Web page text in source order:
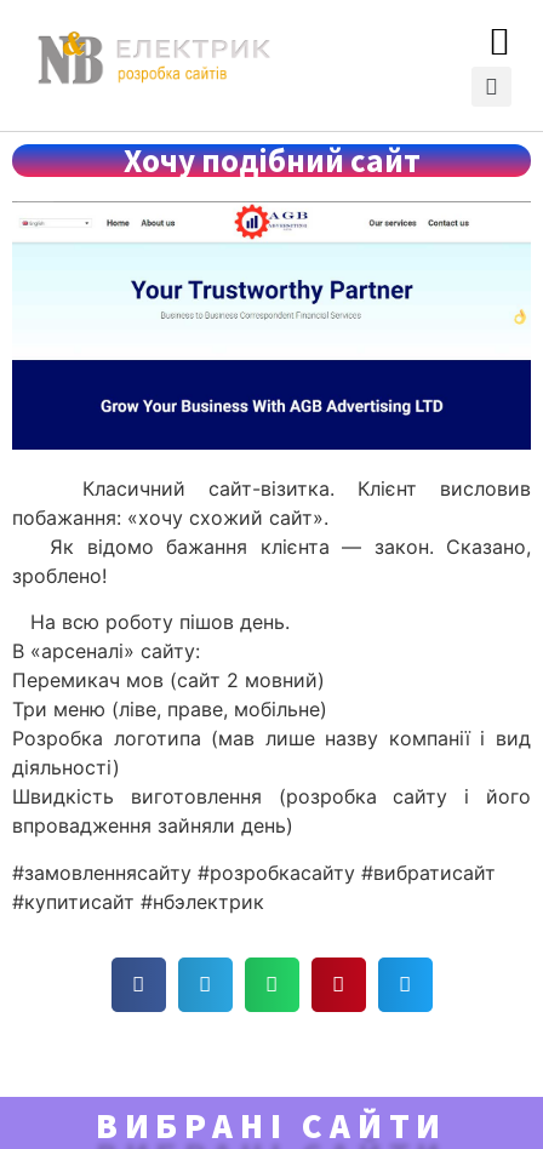
Хочу подібний сайт
Класичний сайт-візитка. Клієнт висловив
побажання: «хочу схожий сайт».
Як відомо бажання клієнта — закон. Сказано,
зроблено!
На всю роботу пішов день.
В «арсеналі» сайту:
Перемикач мов (сайт 2 мовний)
Три меню (ліве, праве, мобільне)
Розробка логотипа (мав лише назву компанії і вид
діяльності)
Швидкість виготовлення (розробка сайту і його
впровадження зайняли день)
#замовленнясайту #розробкасайту #вибратисайт
#купитисайт #нбэлектрик
ВИБРАНІ САЙТИ